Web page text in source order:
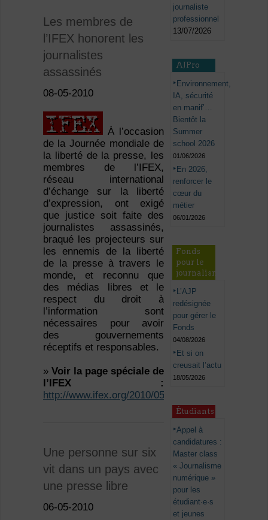
Les membres de
l’IFEX honorent les
journalistes
assassinés
08-05-2010
À l’occasion
de la Journée mondiale de
la liberté de la presse, les
membres de l’IFEX,
réseau international
d’échange sur la liberté
d’expression, ont exigé
que justice soit faite des
journalistes assassinés,
braqué les projecteurs sur
les ennemis de la liberté
de la presse à travers le
monde, et reconnu que
des médias libres et le
respect du droit à
l’information sont
nécessaires pour avoir
des gouvernements
réceptifs et responsables.
» Voir la page spéciale de
l’IFEX :
http://www.ifex.org/2010/05/05/comm_19_18/fr/
Une personne sur six
vit dans un pays avec
une presse libre
06-05-2010
journaliste
professionnel
13/07/2026
AJPro
Environnement,
IA, sécurité
en manif’…
Bientôt la
Summer
school 2026
01/06/2026
En 2026,
renforcer le
cœur du
métier
06/01/2026
Fonds
pour le
journalisme
L’AJP
redésignée
pour gérer le
Fonds
04/08/2026
Et si on
creusait l’actu
18/05/2026
Étudiants
Appel à
candidatures :
Master class
« Journalisme
numérique »
pour les
étudiant·e·s
et jeunes